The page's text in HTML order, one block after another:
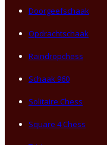
Doorgeefschaak
Opdrachtschaak
Raindropchess
Schaak 960
Solitaire Chess
Square 4 Chess